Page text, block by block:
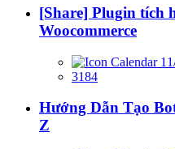
[Share] Plugin tích
Woocommerce
3184
Hướng Dẫn Tạo
Z